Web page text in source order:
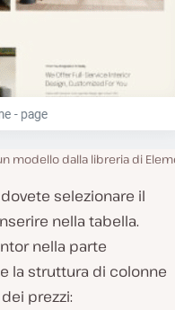
modello dalla libreria di
selezionare il
nella tabella.
nella parte
la struttura di colonne
prezzi: